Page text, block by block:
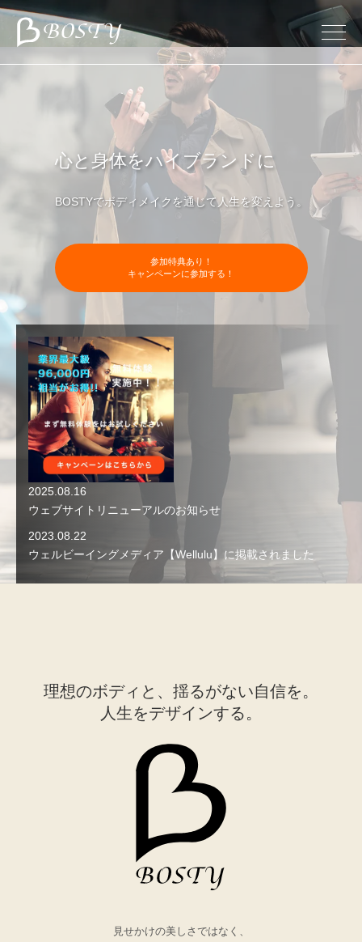
東京のパーソナルトレーニング・ダイエ
心と身体をハイブランドに
BOSTYでボディメイクを通じて人生を変えよう。
参加特典あり！
キャンペーンに参加する！
2025.08.16
ウェブサイトリニューアルのお知らせ
2023.08.22
ウェルビーイングメディア【Wellulu】に掲載されました
理想のボディと、揺るがない自信を。
人生をデザインする。
見せかけの美しさではなく、